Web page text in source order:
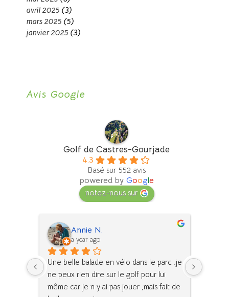
avril 2025 (3)
mars 2025 (5)
janvier 2025 (3)
Avis Google
Golf de Castres-Gourjade
4.3
Basé sur 552 avis
powered by Google
notez-nous sur
Annie N.
a year ago
Une belle balade en vélo dans le parc .je
ne peux rien dire sur le golf pour lui
même car je n y ai pas jouer ,mais fait de